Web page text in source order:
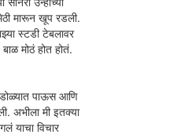
मारून खूप रडली.
स्टडी टेबलावर
मोठं होत होतं.
डोळ्यात पाऊस आणि
अभीला मी इतक्या
याचा विचार